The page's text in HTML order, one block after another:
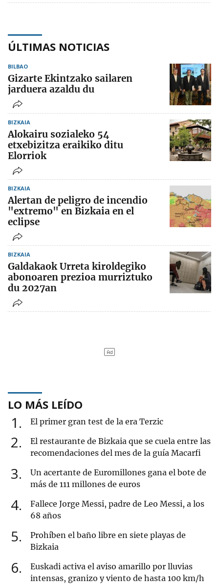
ÚLTIMAS NOTICIAS
BILBAO
Gizarte Ekintzako sailaren
jarduera azaldu du
BIZKAIA
Alokairu sozialeko 54
etxebizitza eraikiko ditu
Elorriok
BIZKAIA
Alertan de peligro de incendio
"extremo" en Bizkaia en el
eclipse
BIZKAIA
Galdakaok Urreta kiroldegiko
abonoaren prezioa murriztuko
du 2027an
LO MÁS LEÍDO
1 El primer gran test de la era Terzic
2
El restaurante de Bizkaia que se cuela entre las
recomendaciones del mes de la guía Macarfi
3
Un acertante de Euromillones gana el bote de
más de 111 millones de euros
4
Fallece Jorge Messi, padre de Leo Messi, a los
68 años
5
Prohíben el baño libre en siete playas de
Bizkaia
6
Euskadi activa el aviso amarillo por lluvias
intensas, granizo y viento de hasta 100 km/h